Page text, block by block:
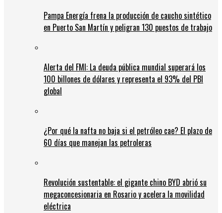
Pampa Energía frena la producción de caucho sintético
en Puerto San Martín y peligran 130 puestos de trabajo
Alerta del FMI: La deuda pública mundial superará los
100 billones de dólares y representa el 93% del PBI
global
¿Por qué la nafta no baja si el petróleo cae? El plazo de
60 días que manejan las petroleras
Revolución sustentable: el gigante chino BYD abrió su
megaconcesionaria en Rosario y acelera la movilidad
eléctrica